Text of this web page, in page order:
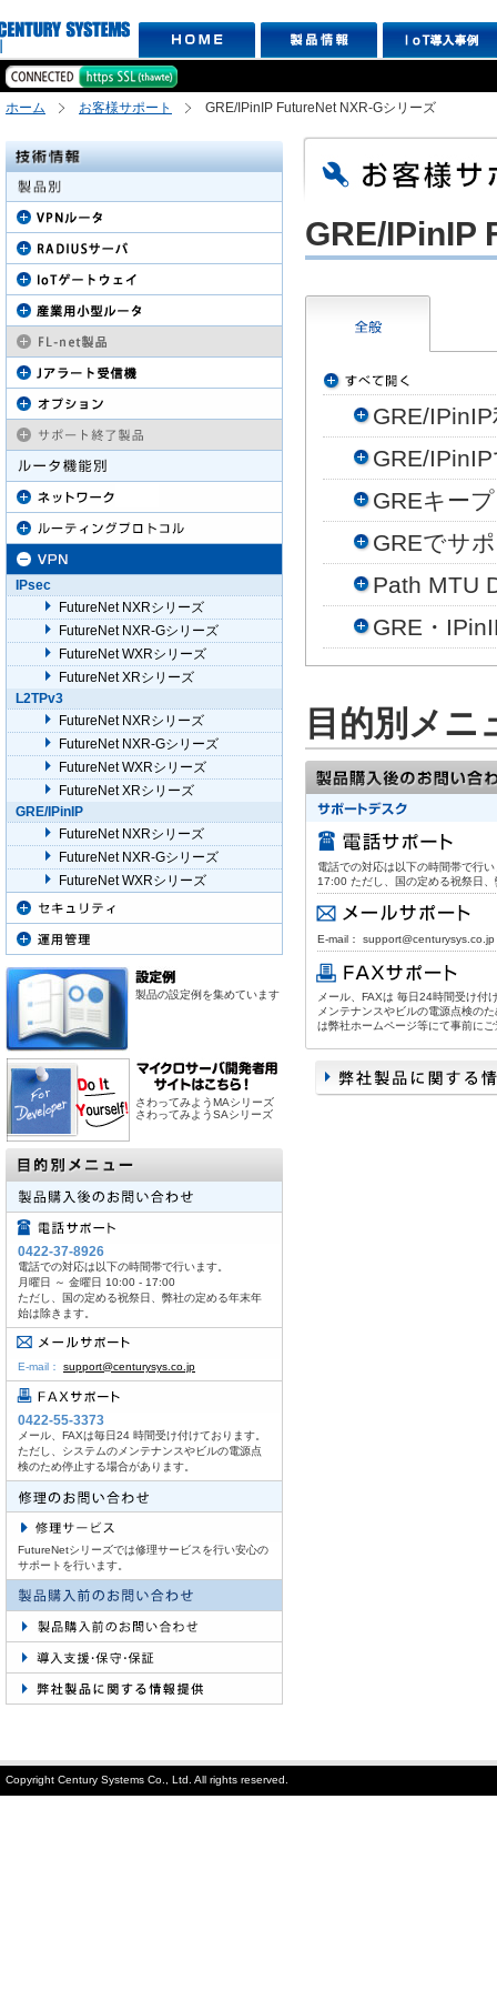
ホーム お客様サポート GRE/IPinIP FutureNet NXR-Gシリーズ
GRE/IPinIP
GRE/
GRE/
GREキー
GREでサ
Path MTU
GRE・
目的別メニ
電話での対応は以下の時間帯で行
17:00 ただし、国の定める祝祭日
E-mail： support@centurysys.co.jp
メール、FAXは 毎日24時間受け付
メンテナンスやビルの電源点検の
は弊社ホームページ等にて事前に
IPsec
FutureNet NXRシリーズ
FutureNet NXR-Gシリーズ
FutureNet WXRシリーズ
FutureNet XRシリーズ
L2TPv3
FutureNet NXRシリーズ
FutureNet NXR-Gシリーズ
FutureNet WXRシリーズ
FutureNet XRシリーズ
GRE/IPinIP
FutureNet NXRシリーズ
FutureNet NXR-Gシリーズ
FutureNet WXRシリーズ
製品の設定例を集めています
さわってみようMAシリーズ
さわってみようSAシリーズ
0422-37-8926
電話での対応は以下の時間帯で行います。
月曜日 ～ 金曜日 10:00 - 17:00
ただし、国の定める祝祭日、弊社の定める年末年
始は除きます。
E-mail： support@centurysys.co.jp
0422-55-3373
メール、FAXは毎日24 時間受け付けております。
ただし、システムのメンテナンスやビルの電源点
検のため停止する場合があります。
FutureNetシリーズでは修理サービスを行い安心の
サポートを行います。
Copyright Century Systems Co., Ltd. All rights reserved.